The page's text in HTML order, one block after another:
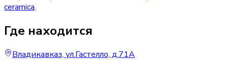
ceramica.
Где находится
Владикавказ, ул.Гастелло, д.71А